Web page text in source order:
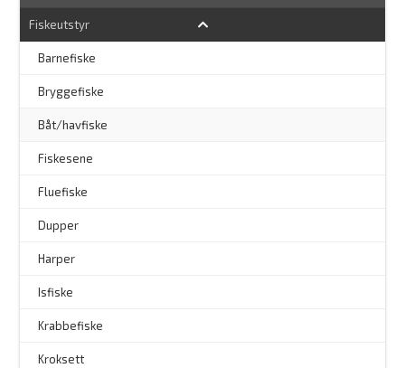
Fiskeutstyr
Barnefiske
Bryggefiske
Båt/havfiske
Fiskesene
Fluefiske
Dupper
Harper
Isfiske
Krabbefiske
Kroksett